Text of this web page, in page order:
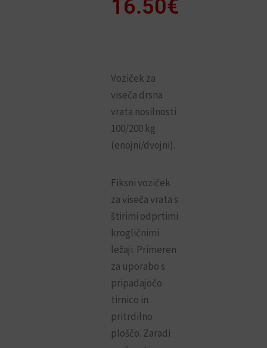
16.50€
Voziček za
viseča drsna
vrata nosilnosti
100/200 kg
(enojni/dvojni).
Fiksni voziček
za viseča vrata s
štirimi odprtimi
krogličnimi
ležaji. Primeren
za uporabo s
pripadajočo
tirnico in
pritrdilno
ploščo. Zaradi